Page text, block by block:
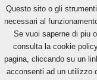
Home Tags Atleti di sumo
atleti di
Questo sito o gli
necessari al
Se vuoi saperne di piu
consulta la cookie
pagina, cliccando su un
acconsenti ad un utilizzo